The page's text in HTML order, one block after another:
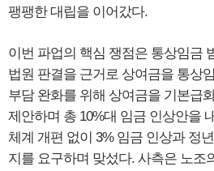
팽팽한 대립을 이어갔다.
이번 파업의 핵심 쟁점은 통상임금
법원 판결을 근거로 상여금을 통상
부담 완화를 위해 상여금을 기본급
제안하며 총 10%대 임금 인상안을
체계 개편 없이 3% 임금 인상과 정
지를 요구하며 맞섰다. 사측은 노조